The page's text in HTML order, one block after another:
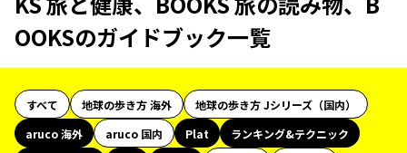
OOKSのガイドブック一覧
すべて 地球の歩き方 海外
地球の歩き方 Jシリーズ（国内）
aruco 海外
aruco 国内 Plat
ランキング&テクニック